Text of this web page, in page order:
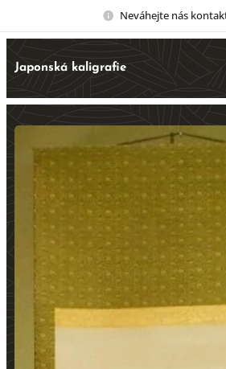
Neváhejte nás
Japonská kaligrafie